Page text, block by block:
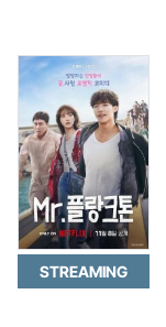
STREAMING